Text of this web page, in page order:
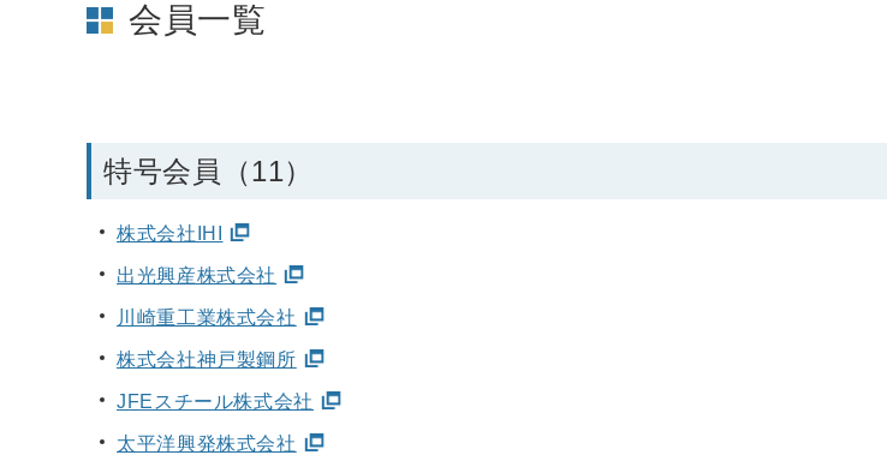
会員一覧
特号会員（11）
株式会社IHI
出光興産株式会社
川崎重工業株式会社
株式会社神戸製鋼所
JFEスチール株式会社
太平洋興発株式会社